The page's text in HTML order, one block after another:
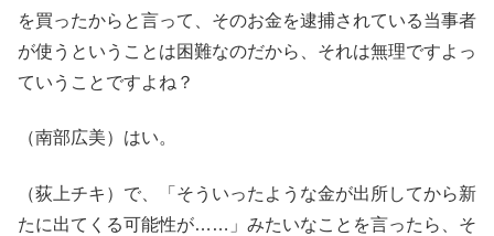
を買ったからと言って、そのお金を逮捕されている当事者
が使うということは困難なのだから、それは無理ですよっ
ていうことですよね？
（南部広美）はい。
（荻上チキ）で、「そういったような金が出所してから新
たに出てくる可能性が……」みたいなことを言ったら、そ